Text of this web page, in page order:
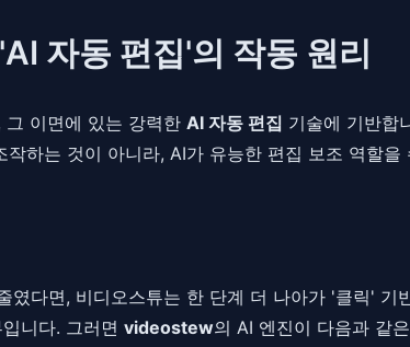
자동 편집'의 작동 원리
이면에 있는 강력한 AI 자동 편집 기술에 기반합
하는 것이 아니라, AI가 유능한 편집 보조 역할
다면, 비디오스튜는 한 단계 더 나아가 '클릭'
니다. 그러면 videostew의 AI 엔진이 다음과 같